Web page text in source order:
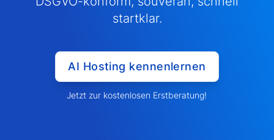
startklar.
AI Hosting kennenlernen
Jetzt zur kostenlosen Erstberatung!